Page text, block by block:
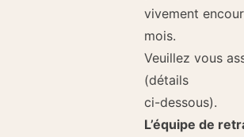
vivement
mois.
Veuillez vous
(détails
ci-dessous).
L’équipe de